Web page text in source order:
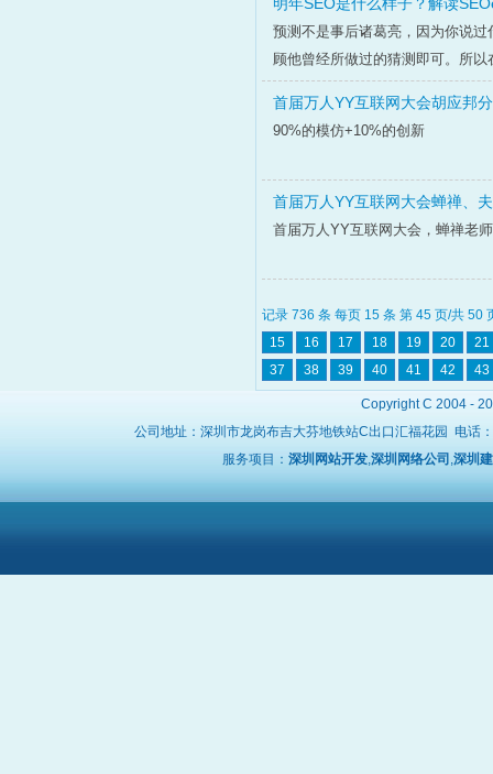
预测不是事后诸葛亮，因为你说
顾他曾经所做过的猜测即可。所
首届万人YY互联网大会胡应邦
90%的模仿+10%的创新
首届万人YY互联网大会蝉禅、
首届万人YY互联网大会，蝉禅老
记录 736 条 每页 15 条 第 45 页/共 50
15
16 17 18 19 20
21
37
38 39 40 41 42 43
Copyright C 2004 -
公司地址：深圳市龙岗布吉大芬地铁站C出口汇福花园 电话：
服务项目： 深圳网站开发,深圳网络公司 ,深圳